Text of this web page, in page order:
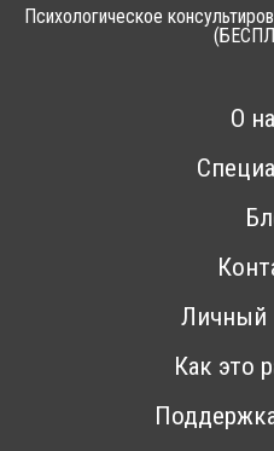
Психологическое
О
Личный
Как это